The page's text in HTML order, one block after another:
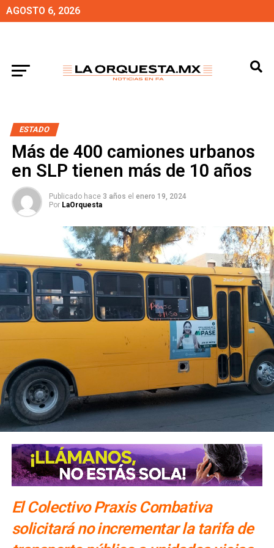
AGOSTO 6, 2026
ESTADO
Más de 400 camiones urbanos
en SLP tienen más de 10 años
Publicado hace 3 años el enero 19, 2024
Por LaOrquesta
El Colectivo Praxis Combativa
solicitará no incrementar la tarifa de